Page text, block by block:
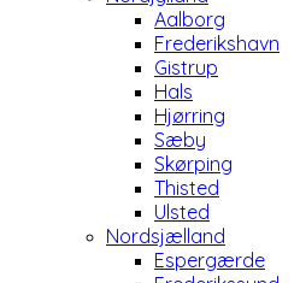
Aalborg
Frederikshavn
Gistrup
Hals
Hjørring
Sæby
Skørping
Thisted
Ulsted
Nordsjælland
Espergærde